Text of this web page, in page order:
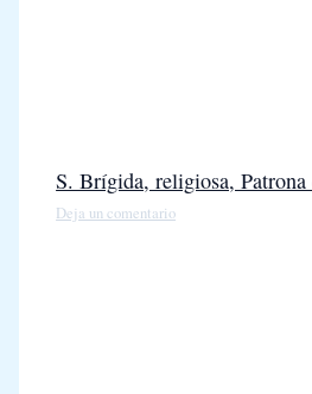
S. Brígida, religiosa, Patrona
Deja un comentario